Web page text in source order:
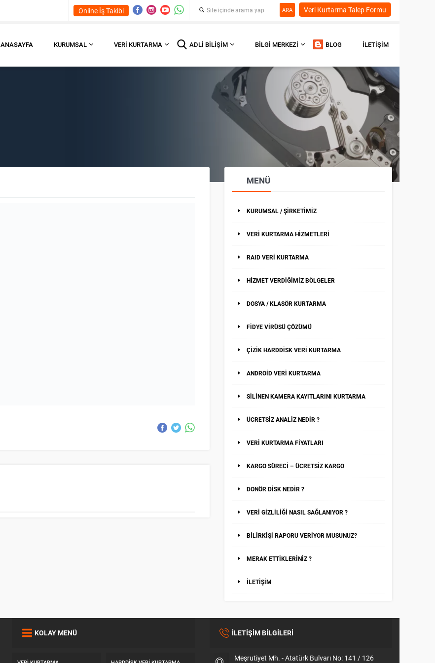
Online İş Takibi Veri Kurtarma Talep Formu
ARA
ANASAYFA KURUMSAL VERI KURTARMA ADLI BILIŞIM BILGI MERKEZI BLOG İLETIŞIM
MENÜ
KURUMSAL / ŞİRKETİMİZ
VERİ KURTARMA HİZMETLERİ
RAID VERİ KURTARMA
HİZMET VERDİĞİMİZ BÖLGELER
DOSYA / KLASÖR KURTARMA
FİDYE VİRÜSÜ ÇÖZÜMÜ
ÇİZİK HARDDİSK VERİ KURTARMA
ANDROİD VERİ KURTARMA
SİLİNEN KAMERA KAYITLARINI KURTARMA
ÜCRETSİZ ANALİZ NEDİR ?
VERİ KURTARMA FİYATLARI
KARGO SÜRECİ – ÜCRETSİZ KARGO
DONÖR DİSK NEDİR ?
VERİ GİZLİLİĞİ NASIL SAĞLANIYOR ?
BİLİRKİŞİ RAPORU VERİYOR MUSUNUZ?
MERAK ETTİKLERİNİZ ?
İLETİŞİM
KOLAY MENÜ İLETİŞİM BİLGİLERİ
Meşrutiyet Mh. - Atatürk Bulvarı No: 141 / 126